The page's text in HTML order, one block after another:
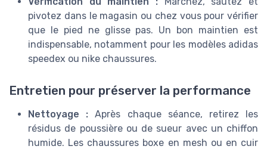
pivotez dans le magasin ou chez vous pour vérifier
que le pied ne glisse pas. Un bon maintien est
indispensable, notamment pour les modèles adidas
speedex ou nike chaussures.
Entretien pour préserver la performance
Nettoyage : Après chaque séance, retirez les
résidus de poussière ou de sueur avec un chiffon
humide. Les chaussures boxe en mesh ou en cuir